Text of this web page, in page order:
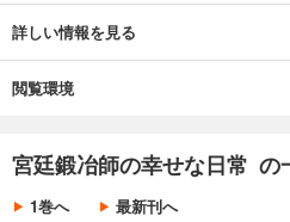
詳しい情報を見る
閲覧環境
宮廷鍛冶師の幸せな日常 の
1巻へ 最新刊へ